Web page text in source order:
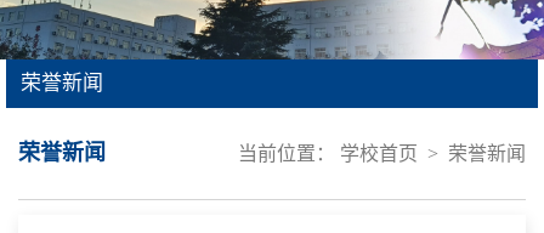
荣誉新闻
当前位置： 学校首页 > 荣誉新闻
荣誉新闻